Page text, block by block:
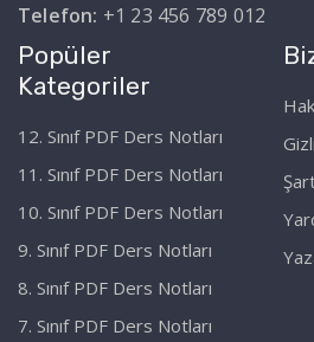
Telefon: +1 23 456 789 012
Popüler
Kategoriler
12. Sınıf PDF Ders Notları
11. Sınıf PDF Ders Notları
10. Sınıf PDF Ders Notları
9. Sınıf PDF Ders Notları
8. Sınıf PDF Ders Notları
7. Sınıf PDF Ders Notları